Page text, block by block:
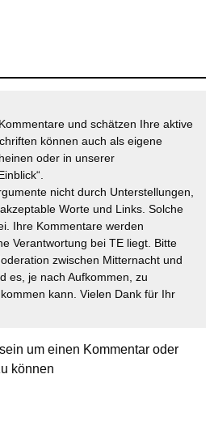
und schätzen Ihre aktive
können auch als eigene
oder in unserer
nicht durch Unterstellungen,
Worte und Links. Solche
Ihre Kommentare werden
Verantwortung bei TE liegt. Bitte
zwischen Mitternacht und
es, je nach Aufkommen, zu
kann. Vielen Dank für Ihr
um einen Kommentar oder
können